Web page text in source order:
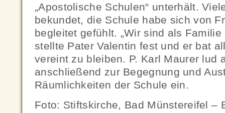
„Apostolische Schulen“ unterhält.
bekundet, die Schule habe sich von
begleitet gefühlt. „Wir sind als Familie
stellte Pater Valentin fest und er bat
vereint zu bleiben. P. Karl Maurer lud
anschließend zur Begegnung und
Räumlichkeiten der Schule ein.
Foto: Stiftskirche, Bad Münstereifel –